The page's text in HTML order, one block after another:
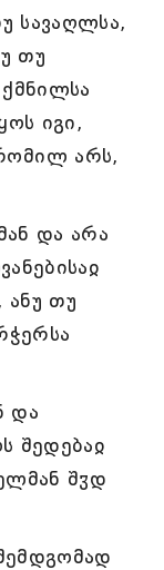
სავაღლსა,
თუ
იგი,
არს,
და არა
ანუ თუ
და
შედებაჲ
შჳდ